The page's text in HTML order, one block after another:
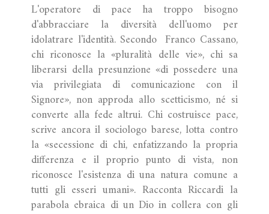
L'operatore di pace ha troppo bisogno
d'abbracciare la diversità dell'uomo per
idolatrare l'identità. Secondo Franco Cassano,
chi riconosce la «pluralità delle vie», chi sa
liberarsi della presunzione «di possedere una
via privilegiata di comunicazione con il
Signore», non approda allo scetticismo, né si
converte alla fede altrui. Chi costruisce pace,
scrive ancora il sociologo barese, lotta contro
la «secessione di chi, enfatizzando la propria
differenza e il proprio punto di vista, non
riconosce l'esistenza di una natura comune a
tutti gli esseri umani». Racconta Riccardi la
parabola ebraica di un Dio in collera con gli